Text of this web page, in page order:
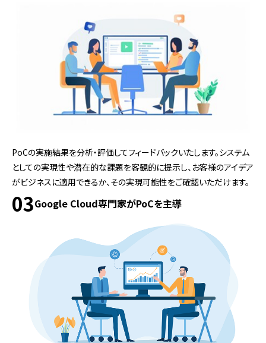
PoCの実施結果を分析・評価してフィードバックいたします。システム
としての実現性や潜在的な課題を客観的に提示し、お客様のアイデア
がビジネスに適用できるか、その実現可能性をご確認いただけます。
03Google Cloud専門家がPoCを主導